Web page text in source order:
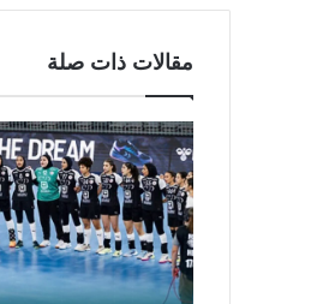
مقالات ذات صلة